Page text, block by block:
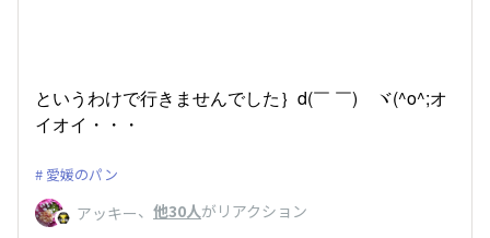
というわけで行きませんでした｝d(￣ ￣) ヾ(^o^;オ
イオイ・・・
愛媛のパン
アッキー、 他30人がリアクション